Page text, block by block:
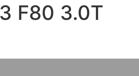
F80 3.0T